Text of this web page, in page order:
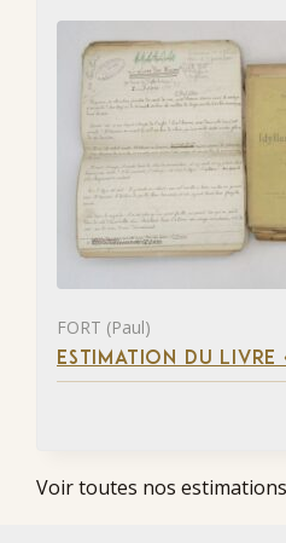
FORT (Paul)
ESTIMATION DU LIVRE
Voir toutes nos estimations